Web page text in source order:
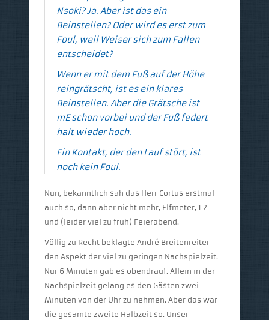
Nsoki? Ja. Aber ist das ein
Beinstellen? Oder wird es erst zum
Foul, weil Weiser sich zum Fallen
entscheidet?
Wenn er mit dem Fuß auf der Höhe
reingrätscht, ist es ein klares
Beinstellen. Aber die Grätsche ist
mE schon vorbei und der Fuß federt
halt wieder hoch.
Ein Kontakt, der den Lauf stört, ist
noch kein Foul.
Nun, bekanntlich sah das Herr Cortus erstmal
auch so, dann aber nicht mehr, Elfmeter, 1:2 –
und (leider viel zu früh) Feierabend.
Völlig zu Recht beklagte André Breitenreiter
den Aspekt der viel zu geringen Nachspielzeit.
Nur 6 Minuten gab es obendrauf. Allein in der
Nachspielzeit gelang es den Gästen zwei
Minuten von der Uhr zu nehmen. Aber das war
die gesamte zweite Halbzeit so. Unser